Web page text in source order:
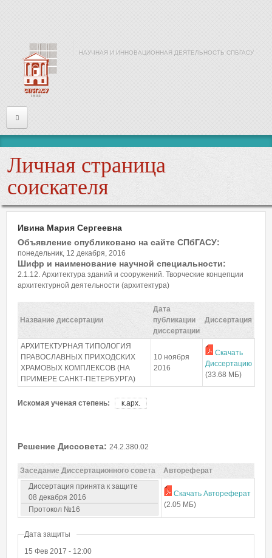
НАУЧНАЯ И ИННОВАЦИОННАЯ ДЕЯТЕЛЬНОСТЬ СПБГАСУ
Информация
Войти
Имя или почта*
Пароль*
Забыли пароль?
Личная страница
соискателя
Ивина Мария Сергеевна
Объявление опубликовано на сайте СПбГАСУ:
понедельник, 12 декабря, 2016
Шифр и наименование научной специальности:
2.1.12. Архитектура зданий и сооружений. Творческие концепции
архитектурной деятельности (архитектура)
Название диссертации
Дата
публикации
диссертации
Диссертация
АРХИТЕКТУРНАЯ ТИПОЛОГИЯ
ПРАВОСЛАВНЫХ ПРИХОДСКИХ
ХРАМОВЫХ КОМПЛЕКСОВ (НА
ПРИМЕРЕ САНКТ-ПЕТЕРБУРГА)
10 ноября
2016
Скачать
Диссертацию
(33.68 МБ)
Искомая ученая степень: к.арх.
Решение Диссовета: 24.2.380.02
Заседание Диссертационного совета
Автореферат
Диссертация принята к защите
08 декабря 2016
Протокол №16
Скачать Автореферат
(2.05 МБ)
Дата защиты
15 Фев 2017 - 12:00